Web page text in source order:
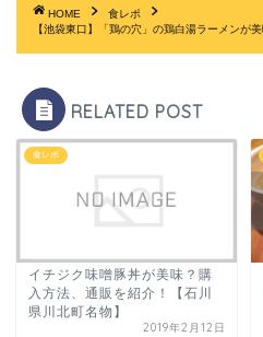
HOME
食レポ
【池袋東口】「鶏の穴」の鶏白湯ラーメンが
RELATED POST
食レポ
イチジク味噌豚丼が美味？購
入方法、通販を紹介！【石川
県川北町名物】
2019年2月12日